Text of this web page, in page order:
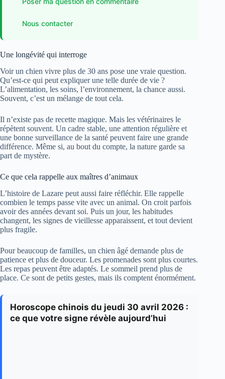
Nous contacter
Une longévité qui interroge
Voir un chien vivre plus de 30 ans pose une vraie question.
Qu’est-ce qui peut expliquer une telle durée de vie ?
L’alimentation, les soins, l’environnement, la chance aussi.
Souvent, c’est un mélange de tout cela.
Il n’existe pas de recette magique. Mais les vétérinaires le
répètent souvent. Un cadre stable, une attention régulière et
une bonne surveillance de la santé peuvent faire une grande
différence. Même si, au bout du compte, la nature garde sa
part de mystère.
Ce que cela rappelle aux maîtres d’animaux
L’histoire de Lazare peut aussi faire réfléchir. Elle rappelle
combien le temps passe vite avec un animal. On croit parfois
avoir des années devant soi. Puis un jour, les habitudes
changent, les signes de vieillesse apparaissent, et tout devient
plus fragile.
Pour beaucoup de familles, un chien âgé demande plus de
patience et plus de douceur. Les promenades sont plus courtes.
Les repas peuvent être adaptés. Le sommeil prend plus de
place. Ce sont de petits gestes, mais ils comptent énormément.
Horoscope chinois du jeudi 30 avril 2026 :
ce que votre signe révèle aujourd’hui